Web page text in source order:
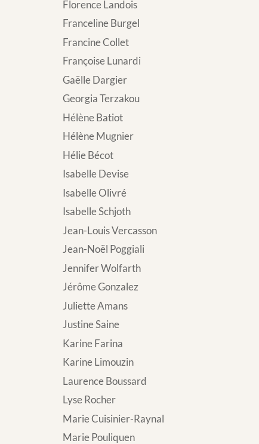
Florence Landois
Franceline Burgel
Francine Collet
Françoise Lunardi
Gaëlle Dargier
Georgia Terzakou
Hélène Batiot
Hélène Mugnier
Hélie Bécot
Isabelle Devise
Isabelle Olivré
Isabelle Schjoth
Jean-Louis Vercasson
Jean-Noël Poggiali
Jennifer Wolfarth
Jérôme Gonzalez
Juliette Amans
Justine Saine
Karine Farina
Karine Limouzin
Laurence Boussard
Lyse Rocher
Marie Cuisinier-Raynal
Marie Pouliquen